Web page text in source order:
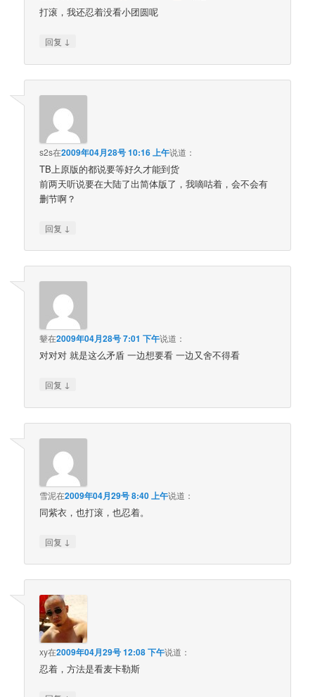
打滚，我还忍着没看小团圆呢
回复 ↓
s2s在2009年04月28号 10:16 上午说道：
TB上原版的都说要等好久才能到货
前两天听说要在大陆了出简体版了，我嘀咕着，会不会有
删节啊？
回复 ↓
颦在2009年04月28号 7:01 下午说道：
对对对 就是这么矛盾 一边想要看 一边又舍不得看
回复 ↓
雪泥在2009年04月29号 8:40 上午说道：
同紫衣，也打滚，也忍着。
回复 ↓
xy在2009年04月29号 12:08 下午说道：
忍着，方法是看麦卡勒斯